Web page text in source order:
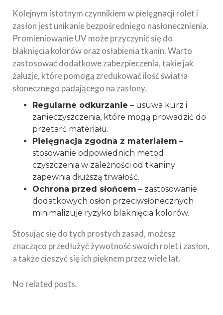
Kolejnym istotnym czynnikiem w pielęgnacji rolet i
zasłon jest unikanie bezpośredniego nasłonecznienia.
Promieniowanie UV może przyczynić się do
blaknięcia kolorów oraz osłabienia tkanin. Warto
zastosować dodatkowe zabezpieczenia, takie jak
żaluzje, które pomogą zredukować ilość światła
słonecznego padającego na zasłony.
Regularne odkurzanie – usuwa kurz i
zanieczyszczenia, które mogą prowadzić do
przetarć materiału.
Pielęgnacja zgodna z materiałem –
stosowanie odpowiednich metod
czyszczenia w zależności od tkaniny
zapewnia dłuższą trwałość.
Ochrona przed słońcem – zastosowanie
dodatkowych osłon przeciwsłonecznych
minimalizuje ryzyko blaknięcia kolorów.
Stosując się do tych prostych zasad, możesz
znacząco przedłużyć żywotność swoich rolet i zasłon,
a także cieszyć się ich pięknem przez wiele lat.
No related posts.